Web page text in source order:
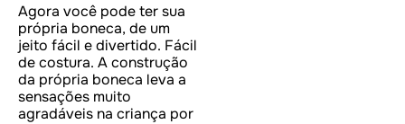
Agora você pode ter sua
própria boneca, de um
jeito fácil e divertido. Fácil
de costura. A construção
da própria boneca leva a
sensações muito
agradáveis na criança por